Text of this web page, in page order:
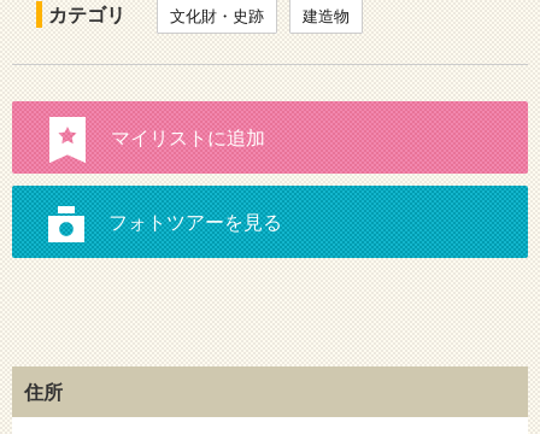
カテゴリ 文化財・史跡 建造物
住所